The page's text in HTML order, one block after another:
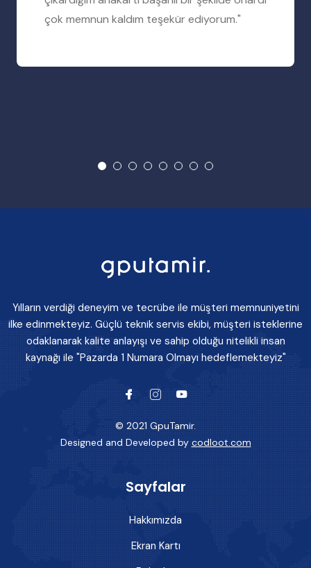
çok memnun kaldım teşekür ediyorum."
Yılların verdiği deneyim ve tecrübe ile müşteri memnuniyetini
ilke edinmekteyiz. Güçlü teknik servis ekibi, müşteri isteklerine
odaklanarak kalite anlayışı ve sahip olduğu nitelikli insan
kaynağı ile "Pazarda 1 Numara Olmayı hedeflemekteyiz"
© 2021 GpuTamir.
Designed and Developed by codloot.com
Sayfalar
Hakkımızda
Ekran Kartı